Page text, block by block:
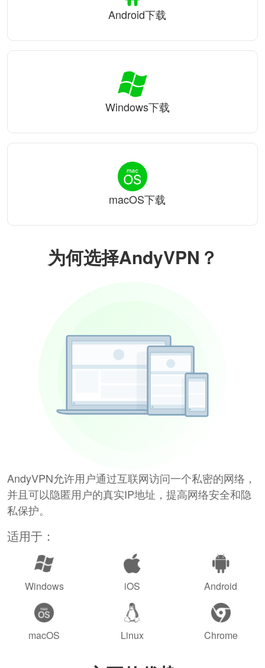
为何选择AndyVPN？
AndyVPN允许用户通过互联网访问一个私密的网络，
并且可以隐匿用户的真实IP地址，提高网络安全和隐
私保护。
适用于：
Windows iOS Android
macOS Linux Chrome
Android下载
Windows下载
macOS下载